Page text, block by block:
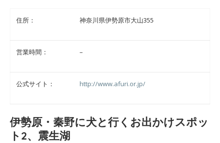
住所： 神奈川県伊勢原市大山355
営業時間： –
公式サイト： http://www.afuri.or.jp/
伊勢原・秦野に犬と行くお出かけスポッ
ト2、震生湖